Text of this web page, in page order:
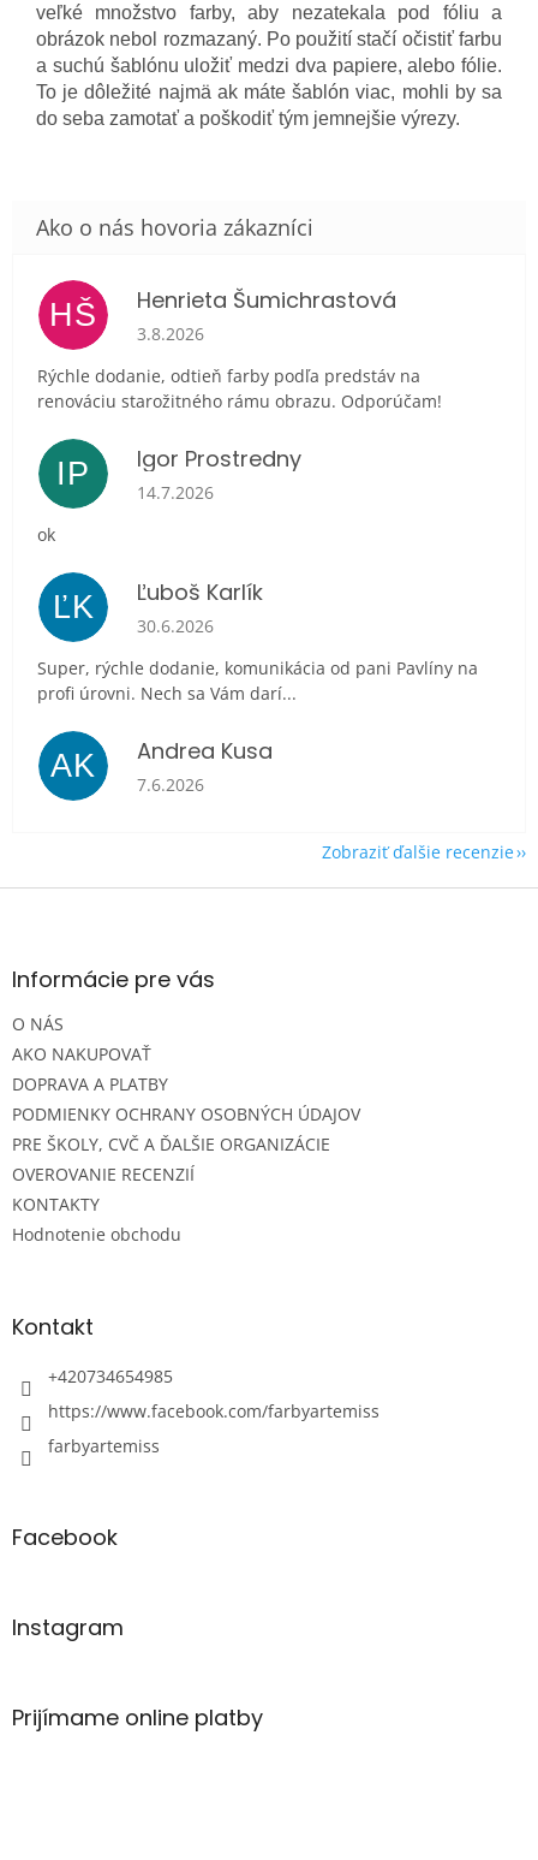
veľké množstvo farby, aby nezatekala pod fóliu a
obrázok nebol rozmazaný. Po použití stačí očistiť farbu
a suchú šablónu uložiť medzi dva papiere, alebo fólie.
To je dôležité najmä ak máte šablón viac, mohli by sa
do seba zamotať a poškodiť tým jemnejšie výrezy.
HŠ Henrieta Šumichrastová
Hodnotenie obchodu je 5 z 5 hviezdičiek.
3.8.2026
Rýchle dodanie, odtieň farby podľa predstáv na
renováciu starožitného rámu obrazu. Odporúčam!
IP Igor Prostredny
Hodnotenie obchodu je 5 z 5 hviezdičiek.
14.7.2026
ok
ĽK Ľuboš Karlík
Hodnotenie obchodu je 5 z 5 hviezdičiek.
30.6.2026
Super, rýchle dodanie, komunikácia od pani Pavlíny na
profi úrovni. Nech sa Vám darí...
AK Andrea Kusa
Hodnotenie obchodu je 5 z 5 hviezdičiek.
7.6.2026
Zobraziť ďalšie recenzie
Z
ä
e
Informácie pre vás
O NÁS
AKO NAKUPOVAŤ
DOPRAVA A PLATBY
PODMIENKY OCHRANY OSOBNÝCH ÚDAJOV
PRE ŠKOLY, CVČ A ĎALŠIE ORGANIZÁCIE
OVEROVANIE RECENZIÍ
KONTAKTY
Hodnotenie obchodu
Kontakt
+420734654985
https://www.facebook.com/farbyartemiss
farbyartemiss
Facebook
Instagram
Prijímame online platby